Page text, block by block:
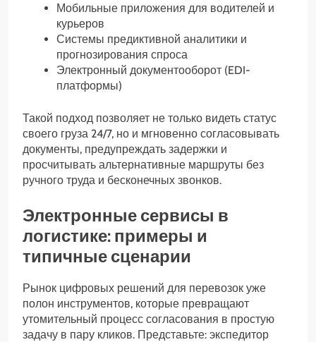
Мобильные приложения для водителей и
курьеров
Системы предиктивной аналитики и
прогнозирования спроса
Электронный документооборот (EDI-
платформы)
Такой подход позволяет не только видеть статус
своего груза 24/7, но и мгновенно согласовывать
документы, предупреждать задержки и
просчитывать альтернативные маршруты без
ручного труда и бесконечных звонков.
Электронные сервисы в
логистике: примеры и
типичные сценарии
Рынок цифровых решений для перевозок уже
полон инструментов, которые превращают
утомительный процесс согласования в простую
задачу в пару кликов. Представьте: экспедитор